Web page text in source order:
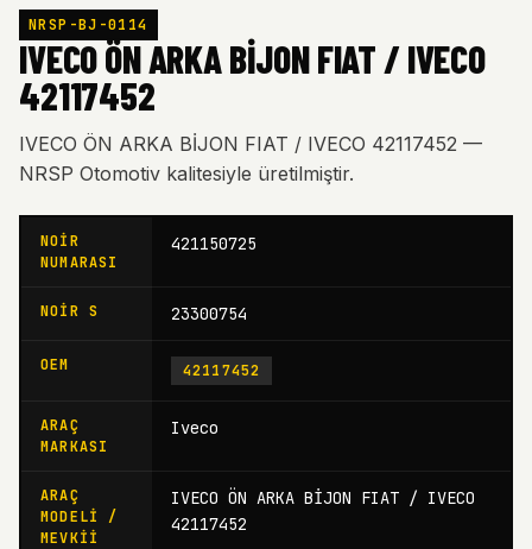
NRSP-BJ-0114
IVECO ÖN ARKA BİJON FIAT / IVECO
42117452
IVECO ÖN ARKA BİJON FIAT / IVECO 42117452 —
NRSP Otomotiv kalitesiyle üretilmiştir.
NOIR
NUMARASI
421150725
NOIR S 23300754
OEM 42117452
ARAÇ
MARKASI
Iveco
ARAÇ
MODELI /
MEVKII
IVECO ÖN ARKA BİJON FIAT / IVECO
42117452